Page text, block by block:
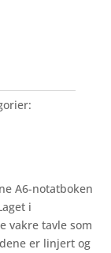
A6-notatboken
i
vakre tavle som
er linjert og